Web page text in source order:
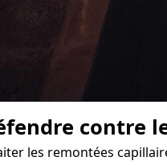
contre
les remontées